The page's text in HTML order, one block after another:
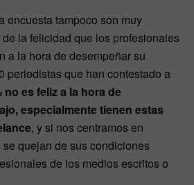
encuesta tampoco son muy
la felicidad que los profesionales
a la hora de desempeñar su
periodistas que han contestado a
no es feliz a la hora de
especialmente tienen estas
, y si nos centramos en
quejan de sus condiciones
de los medios escritos o